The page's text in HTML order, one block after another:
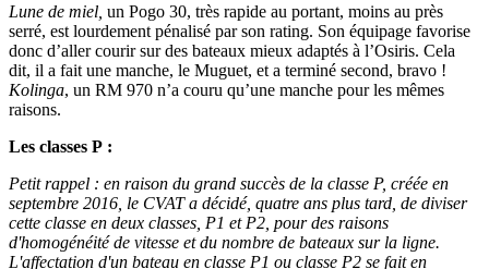
Lune de miel, un Pogo 30, très rapide au portant, moins au près
serré, est lourdement pénalisé par son rating. Son équipage favorise
donc d’aller courir sur des bateaux mieux adaptés à l’Osiris. Cela
dit, il a fait une manche, le Muguet, et a terminé second, bravo !
Kolinga, un RM 970 n’a couru qu’une manche pour les mêmes
raisons.
Les classes P :
Petit rappel : en raison du grand succès de la classe P, créée en
septembre 2016, le CVAT a décidé, quatre ans plus tard, de diviser
cette classe en deux classes, P1 et P2, pour des raisons
d'homogénéité de vitesse et du nombre de bateaux sur la ligne.
L'affectation d'un bateau en classe P1 ou classe P2 se fait en